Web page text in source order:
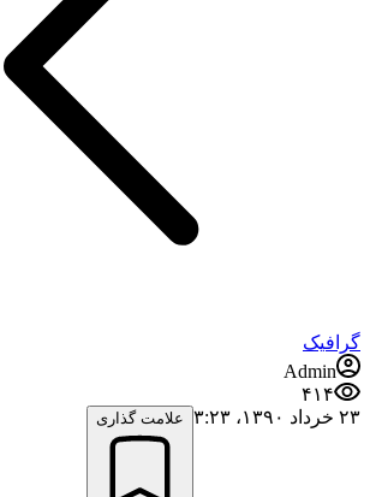
گرافیک
Admin
۴۱۴
۲۳ خرداد ۱۳۹۰،‏ ۳:۲۳
علامت گذاری